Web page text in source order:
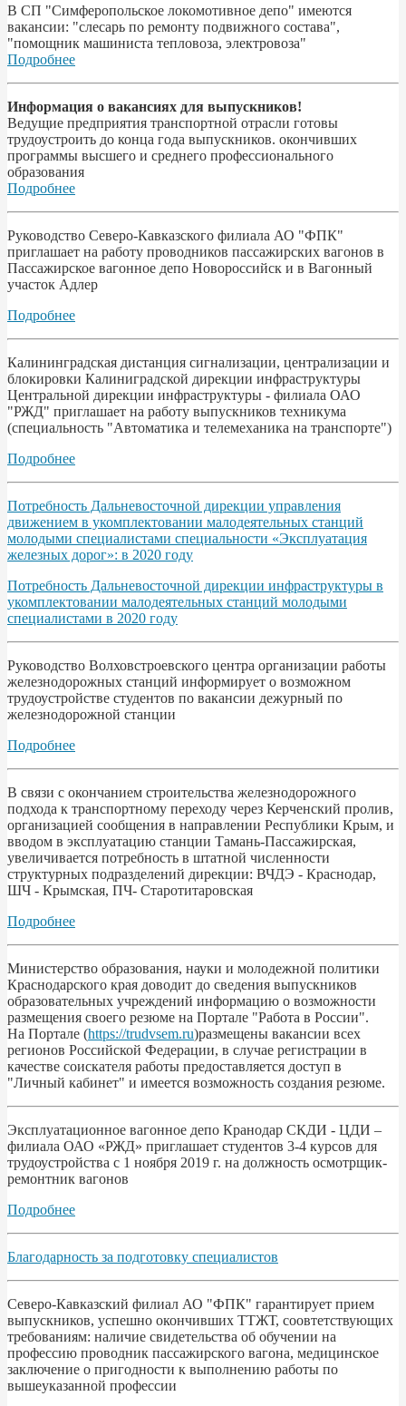
В СП "Симферопольское локомотивное депо" имеются
вакансии: "слесарь по ремонту подвижного состава",
"помощник машиниста тепловоза, электровоза"
Подробнее
Информация о вакансиях для выпускников!
Ведущие предприятия транспортной отрасли готовы
трудоустроить до конца года выпускников. окончивших
программы высшего и среднего профессионального
образования
Подробнее
Руководство Северо-Кавказского филиала АО "ФПК"
приглашает на работу проводников пассажирских вагонов в
Пассажирское вагонное депо Новороссийск и в Вагонный
участок Адлер
Подробнее
Калининградская дистанция сигнализации, централизации и
блокировки Калиниградской дирекции инфраструктуры
Центральной дирекции инфраструктуры - филиала ОАО
"РЖД" приглашает на работу выпускников техникума
(специальность "Автоматика и телемеханика на транспорте")
Подробнее
Потребность Дальневосточной дирекции управления
движением в укомплектовании малодеятельных станций
молодыми специалистами специальности «Эксплуатация
железных дорог»: в 2020 году
Потребность Дальневосточной дирекции инфраструктуры в
укомплектовании малодеятельных станций молодыми
специалистами в 2020 году
Руководство Волховстроевского центра организации работы
железнодорожных станций информирует о возможном
трудоустройстве студентов по вакансии дежурный по
железнодорожной станции
Подробнее
В связи с окончанием строительства железнодорожного
подхода к транспортному переходу через Керченский пролив,
организацией сообщения в направлении Республики Крым, и
вводом в эксплуатацию станции Тамань-Пассажирская,
увеличивается потребность в штатной численности
структурных подразделений дирекции: ВЧДЭ - Краснодар,
ШЧ - Крымская, ПЧ- Старотитаровская
Подробнее
Министерство образования, науки и молодежной политики
Краснодарского края доводит до сведения выпускников
образовательных учреждений информацию о возможности
размещения своего резюме на Портале "Работа в России".
На Портале (https://trudvsem.ru)размещены вакансии всех
регионов Российской Федерации, в случае регистрации в
качестве соискателя работы предоставляется доступ в
"Личный кабинет" и имеется возможность создания резюме.
Эксплуатационное вагонное депо Кранодар СКДИ - ЦДИ –
филиала ОАО «РЖД» приглашает студентов 3-4 курсов для
трудоустройства с 1 ноября 2019 г. на должность осмотрщик-
ремонтник вагонов
Подробнее
Благодарность за подготовку специалистов
Северо-Кавказский филиал АО "ФПК" гарантирует прием
выпускников, успешно окончивших ТТЖТ, соовтетствующих
требованиям: наличие свидетельства об обучении на
профессию проводник пассажирского вагона, медицинское
заключение о пригодности к выполнению работы по
вышеуказанной профессии